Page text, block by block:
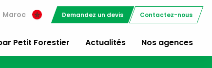
Maroc Demandez un devis Contactez-nous
Petit Forestier Actualités Nos agences